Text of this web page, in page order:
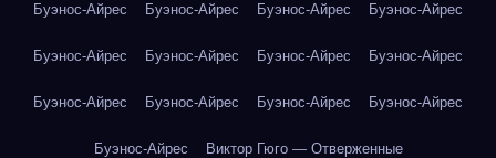
Буэнос-Айрес Буэнос-Айрес Буэнос-Айрес Буэнос-Айрес
Буэнос-Айрес Буэнос-Айрес Буэнос-Айрес Буэнос-Айрес
Буэнос-Айрес Буэнос-Айрес Буэнос-Айрес Буэнос-Айрес
Буэнос-Айрес Виктор Гюго — Отверженные